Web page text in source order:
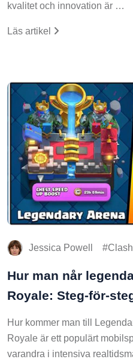
kvalitet och innovation är …
Läs artikel
Jessica Powell
Hur man når
Royale: Steg-för-
Hur kommer man till
Royale är ett populärt
varandra i intensiva